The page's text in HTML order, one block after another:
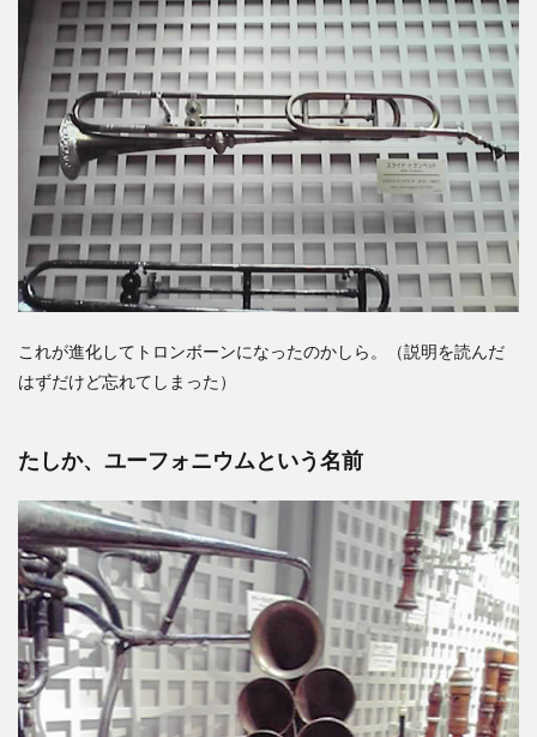
これが進化してトロンボーンになったのかしら。（説明を読んだ
はずだけど忘れてしまった）
たしか、ユーフォニウムという名前